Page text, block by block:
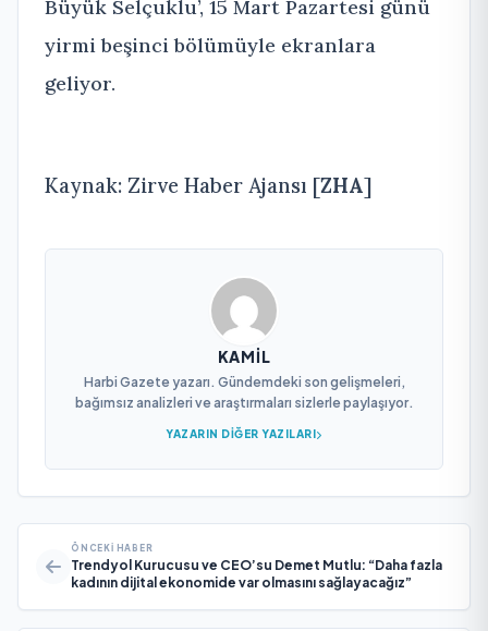
Büyük Selçuklu’, 15 Mart Pazartesi günü
yirmi beşinci bölümüyle ekranlara
geliyor.
Kaynak: Zirve Haber Ajansı [ZHA]
KAMIL
Harbi Gazete yazarı. Gündemdeki son gelişmeleri,
bağımsız analizleri ve araştırmaları sizlerle paylaşıyor.
YAZARIN DIĞER YAZILARI
ÖNCEKI HABER
Trendyol Kurucusu ve CEO’su Demet Mutlu: “Daha fazla
kadının dijital ekonomide var olmasını sağlayacağız”